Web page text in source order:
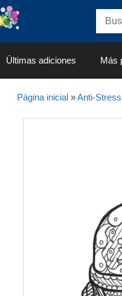
Últimas adiciones Más
Página inicial»Anti-